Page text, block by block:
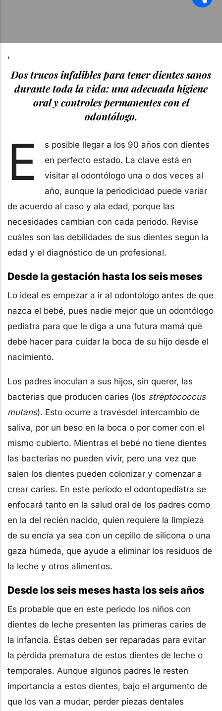
'
Dos trucos infalibles para tener dientes sanos
durante toda la vida: una adecuada higiene
oral y controles permanentes con el
odontólogo.
E
s posible llegar a los 90 años con dientes
en perfecto estado. La clave está en
visitar al odontólogo una o dos veces al
año, aunque la periodicidad puede variar
de acuerdo al caso y ala edad, porque las
necesidades cambian con cada periodo. Revise
cuáles son las debilidades de sus dientes según la
edad y el diagnóstico de un profesional.
Desde la gestación hasta los seis meses
Lo ideal es empezar a ir al odontólogo antes de que
nazca el bebé, pues nadie mejor que un odontólogo
pediatra para que le diga a una futura mamá qué
debe hacer para cuidar la boca de su hijo desde el
nacimiento.
Los padres inoculan a sus hijos, sin querer, las
bacterias que producen caries (los streptococcus
mutans). Esto ocurre a travésdel intercambio de
saliva, por un beso en la boca o por comer con el
mismo cubierto. Mientras el bebé no tiene dientes
las bacterias no pueden vivir, pero una vez que
salen los dientes pueden colonizar y comenzar a
crear caries. En este periodo el odontopediatra se
enfocará tanto en la salud oral de los padres como
en la del recién nacido, quien requiere la limpieza
de su encía ya sea con un cepillo de silicona o una
gaza húmeda, que ayude a eliminar los residuos de
la leche y otros alimentos.
Desde los seis meses hasta los seis años
Es probable que en este periodo los niños con
dientes de leche presenten las primeras caries de
la infancia. Éstas deben ser reparadas para evitar
la pérdida prematura de estos dientes de leche o
temporales. Aunque algunos padres le resten
importancia a estos dientes, bajo el argumento de
que los van a mudar, perder piezas dentales